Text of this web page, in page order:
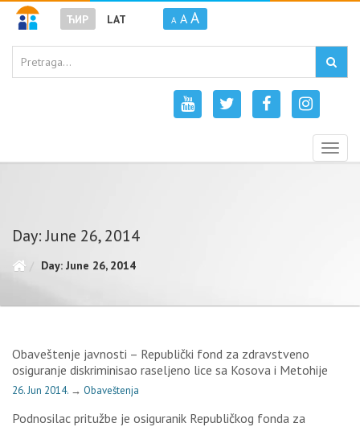
ЋИР LAT A A A
Day: June 26, 2014
Day: June 26, 2014
Obaveštenje javnosti – Republički fond za zdravstveno
osiguranje diskriminisao raseljeno lice sa Kosova i Metohije
26. Jun 2014. → Obaveštenja
Podnosilac pritužbe je osiguranik Republičkog fonda za